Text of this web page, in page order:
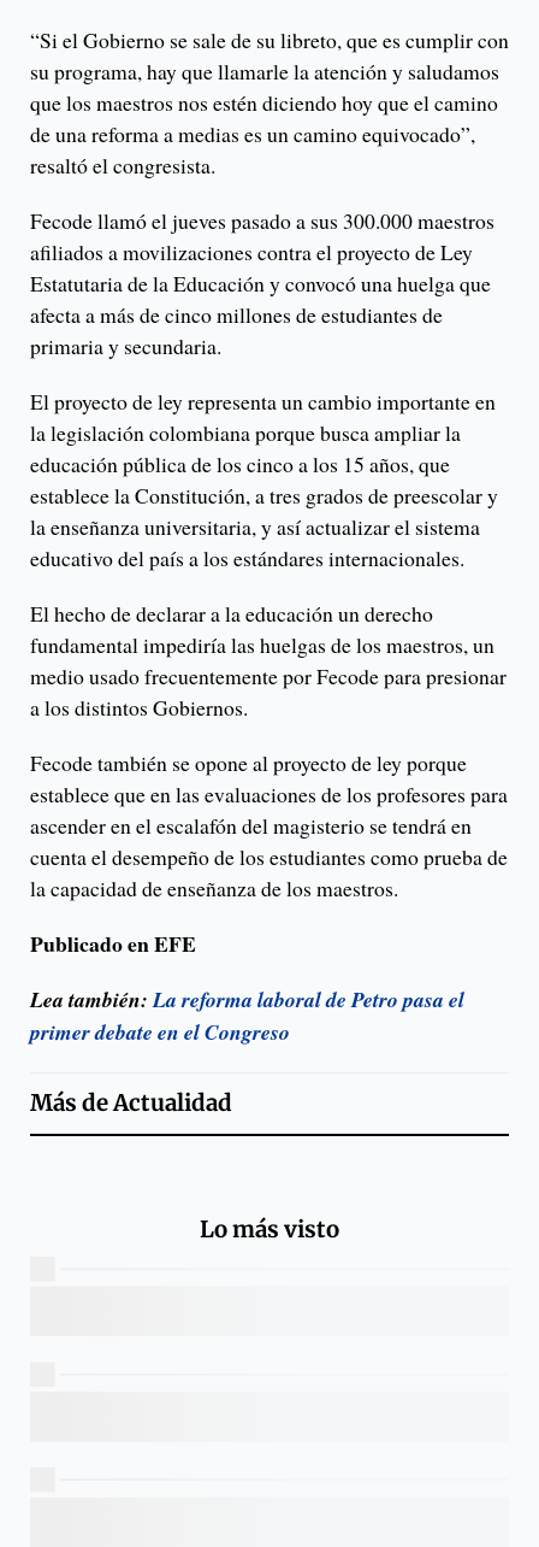
“Si el Gobierno se sale de su libreto, que es cumplir con
su programa, hay que llamarle la atención y saludamos
que los maestros nos estén diciendo hoy que el camino
de una reforma a medias es un camino equivocado”,
resaltó el congresista.
Fecode llamó el jueves pasado a sus 300.000 maestros
afiliados a movilizaciones contra el proyecto de Ley
Estatutaria de la Educación y convocó una huelga que
afecta a más de cinco millones de estudiantes de
primaria y secundaria.
El proyecto de ley representa un cambio importante en
la legislación colombiana porque busca ampliar la
educación pública de los cinco a los 15 años, que
establece la Constitución, a tres grados de preescolar y
la enseñanza universitaria, y así actualizar el sistema
educativo del país a los estándares internacionales.
El hecho de declarar a la educación un derecho
fundamental impediría las huelgas de los maestros, un
medio usado frecuentemente por Fecode para presionar
a los distintos Gobiernos.
Fecode también se opone al proyecto de ley porque
establece que en las evaluaciones de los profesores para
ascender en el escalafón del magisterio se tendrá en
cuenta el desempeño de los estudiantes como prueba de
la capacidad de enseñanza de los maestros.
Publicado en EFE
Lea también:La reforma laboral de Petro pasa el
primer debate en el Congreso
Más deActualidad
Lo más visto